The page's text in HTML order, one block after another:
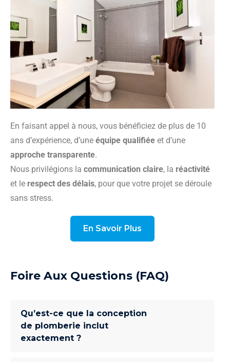
En faisant appel à nous, vous bénéficiez de plus de 10
ans d’expérience, d’une équipe qualifiée et d’une
approche transparente.
Nous privilégions la communication claire, la réactivité
et le respect des délais, pour que votre projet se déroule
sans stress.
En Savoir Plus
Foire Aux Questions (FAQ)
Qu’est-ce que la conception
de plomberie inclut
exactement ?